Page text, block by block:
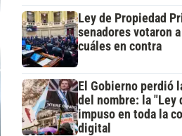
Ley de Propiedad
senadores votaron
cuáles en contra
El Gobierno perdió
del nombre: la "Ley
impuso en toda la
digital